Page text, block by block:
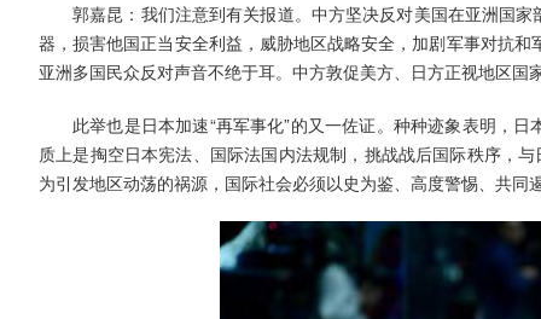
郭嘉昆：我们注意到有关报道。中方坚决反对美国在亚洲国
器，损害他国正当安全利益，威胁地区战略安全，加剧军事对抗
亚洲多国民众反对声音不绝于耳。中方敦促美方、日方正视地区
此举也是日本加速“再军事化”的又一佐证。种种迹象表明，
质上是掏空日本宪法、国际法国内法规制，挑战战后国际秩序，
为引发地区动荡的祸源，国际社会必须以史为鉴、高度警惕、共同